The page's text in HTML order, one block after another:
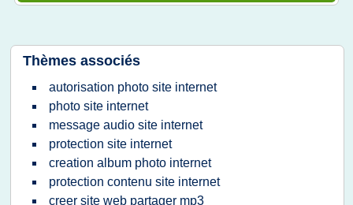
Thèmes associés
autorisation photo site internet
photo site internet
message audio site internet
protection site internet
creation album photo internet
protection contenu site internet
creer site web partager mp3